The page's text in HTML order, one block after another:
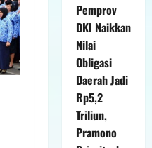
Pemprov
DKI Naikkan
Nilai
Obligasi
Daerah Jadi
Rp5,2
Triliun,
Pramono